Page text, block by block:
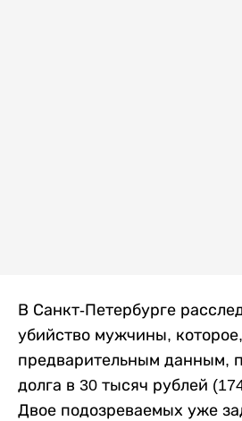
В Санкт-Петербурге
убийство мужчины,
предварительным данным,
долга в 30 тысяч рублей
Двое подозреваемых уже